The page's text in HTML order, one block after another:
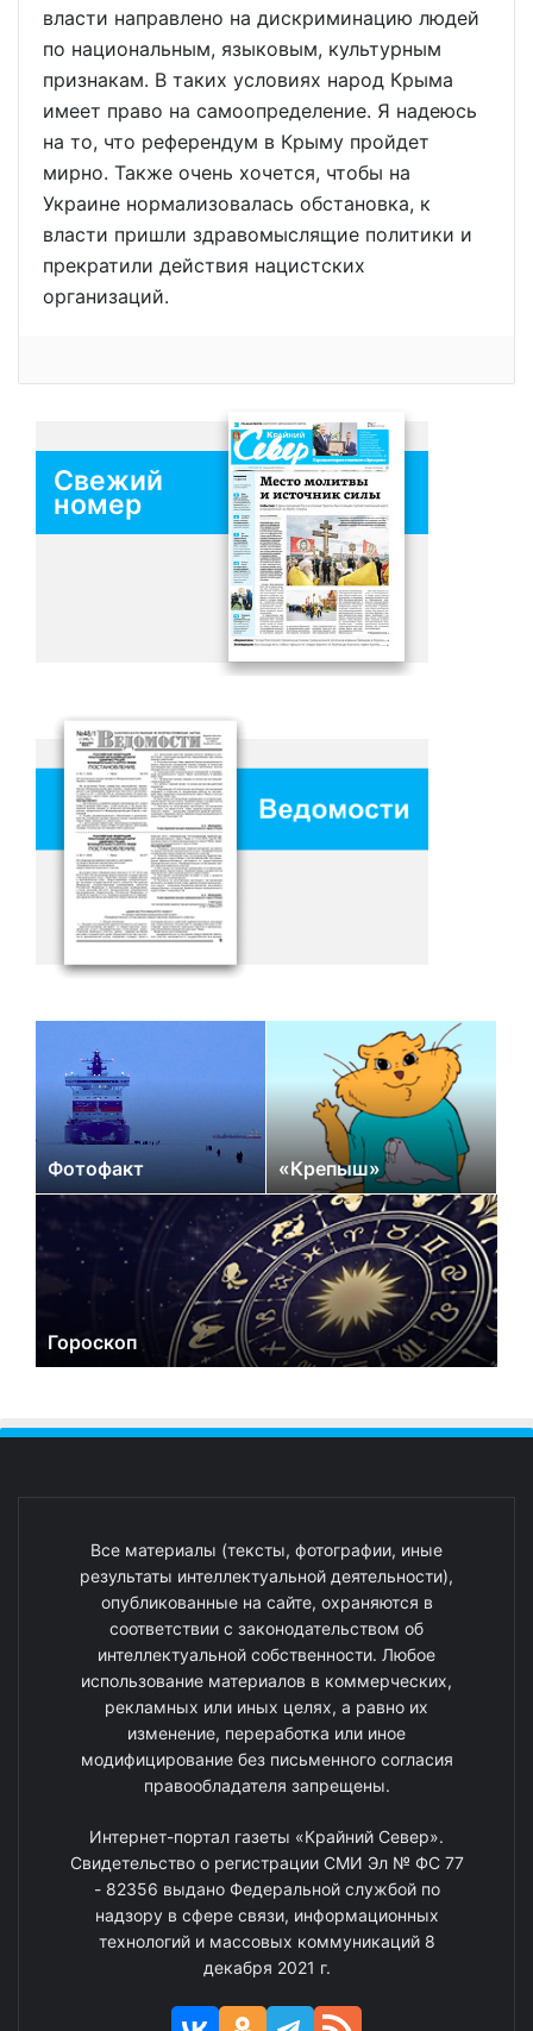
власти направлено на дискриминацию людей
по национальным, языковым, культурным
признакам. В таких условиях народ Крыма
имеет право на самоопределение. Я надеюсь
на то, что референдум в Крыму пройдет
мирно. Также очень хочется, чтобы на
Украине нормализовалась обстановка, к
власти пришли здравомыслящие политики и
прекратили действия нацистских
организаций.
Свежий
номер
Фотофакт «Крепыш»
Гороскоп
Все материалы (тексты, фотографии, иные
результаты интеллектуальной деятельности),
опубликованные на сайте, охраняются в
соответствии с законодательством об
интеллектуальной собственности. Любое
использование материалов в коммерческих,
рекламных или иных целях, а равно их
изменение, переработка или иное
модифицирование без письменного согласия
правообладателя запрещены.
Интернет-портал газеты «Крайний Север».
Свидетельство о регистрации СМИ Эл № ФС 77
- 82356 выдано Федеральной службой по
надзору в сфере связи, информационных
технологий и массовых коммуникаций 8
декабря 2021 г.